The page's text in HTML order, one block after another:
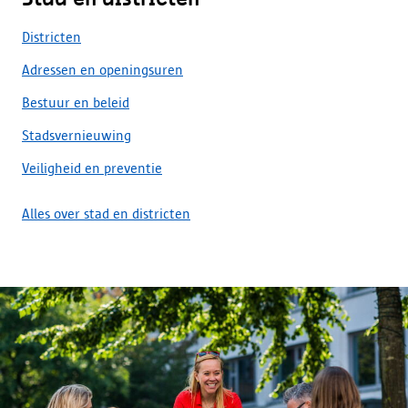
Districten
Adressen en openingsuren
Bestuur en beleid
Stadsvernieuwing
Veiligheid en preventie
Alles over stad en districten